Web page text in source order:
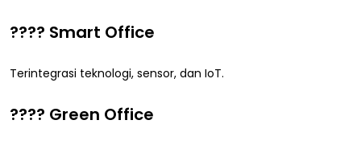
???? Smart Office
Terintegrasi teknologi, sensor, dan IoT.
???? Green Office